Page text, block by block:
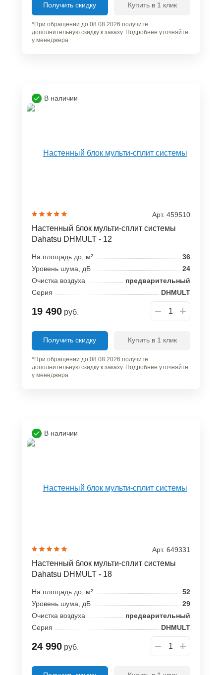
Получить скидку Купить в 1 клик
*При обращении до 08.08.2026 получите
дополнительную скидку к заказу. Подробнее уточняйте
у менеджера
В наличии
Арт. 459510
Настенный блок мульти-сплит системы
Dahatsu DHMULT - 12
На площадь до, м²
36
Уровень шума, дБ
24
Очистка воздуха
предварительный
Серия
DHMULT
19 490 руб.
Получить скидку Купить в 1 клик
*При обращении до 08.08.2026 получите
дополнительную скидку к заказу. Подробнее уточняйте
у менеджера
В наличии
Арт. 649331
Настенный блок мульти-сплит системы
Dahatsu DHMULT - 18
На площадь до, м²
52
Уровень шума, дБ
29
Очистка воздуха
предварительный
Серия
DHMULT
24 990 руб.